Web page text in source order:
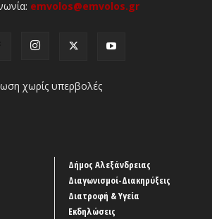
emvolos@emvolos.gr
χωρίς υπερβολές
Δήμος Αλεξάνδρειας
Διαγωνισμοί-Διακηρύξεις
Διατροφή & Υγεία
Εκδηλώσεις